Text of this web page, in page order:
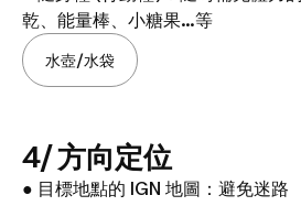
乾、能量棒、小糖果…等
水壺/水袋
4/ 方向定位
● 目標地點的 IGN 地圖：避免迷路